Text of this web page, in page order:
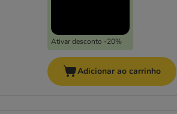
Ativar desconto -20%
Adicionar ao carrinho